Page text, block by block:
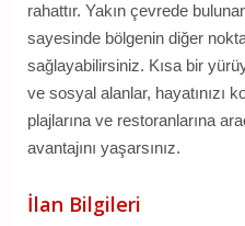
rahattır. Yakın çevrede
sayesinde bölgenin diğer
sağlayabilirsiniz. Kısa bir
ve sosyal alanlar, hayatınızı
plajlarına ve restoranlarına
avantajını yaşarsınız.
İlan Bilgileri